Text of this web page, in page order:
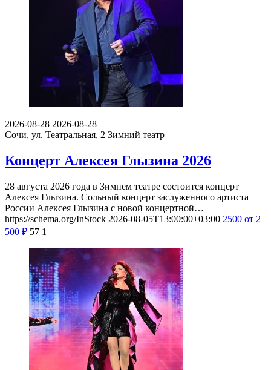
2026-08-28 2026-08-28
Сочи, ул. Театральная, 2 Зимний театр
Концерт Алексея Глызина 2026
28 августа 2026 года в Зимнем театре состоится концерт
Алексея Глызина. Сольный концерт заслуженного артиста
России Алексея Глызина с новой концертной…
https://schema.org/InStock 2026-08-05T13:00:00+03:00 2500 от 2
500 ₽ 57 1